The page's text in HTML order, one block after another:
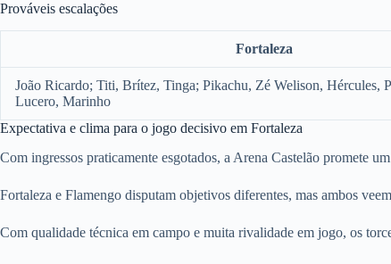
Prováveis escalações
Fortaleza
João Ricardo; Titi, Brítez, Tinga; Pikachu, Zé Welison, Hércules,
Lucero, Marinho
Expectativa e clima para o jogo decisivo em Fortaleza
Com ingressos praticamente esgotados, a Arena Castelão promete
Fortaleza e Flamengo disputam objetivos diferentes, mas ambos
Com qualidade técnica em campo e muita rivalidade em jogo, os